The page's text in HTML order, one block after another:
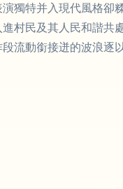
獨特并入現代風格卻
村民及其人民和諧共
流動銜接迸的波浪逐